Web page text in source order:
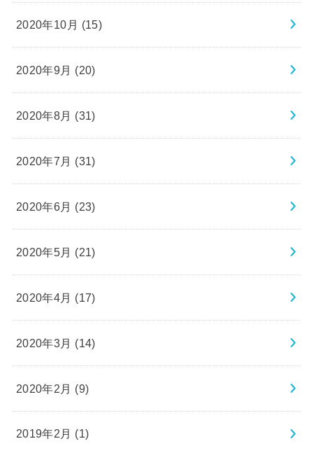
2020年10月 (15)
2020年9月 (20)
2020年8月 (31)
2020年7月 (31)
2020年6月 (23)
2020年5月 (21)
2020年4月 (17)
2020年3月 (14)
2020年2月 (9)
2019年2月 (1)